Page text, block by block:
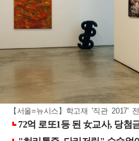
【서울=뉴시스】학고재 '직관 2017' 전